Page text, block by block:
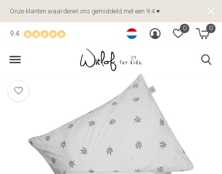
0 0
9.4
Onze klanten waarderen ons gemiddeld met een 9.4 ♥